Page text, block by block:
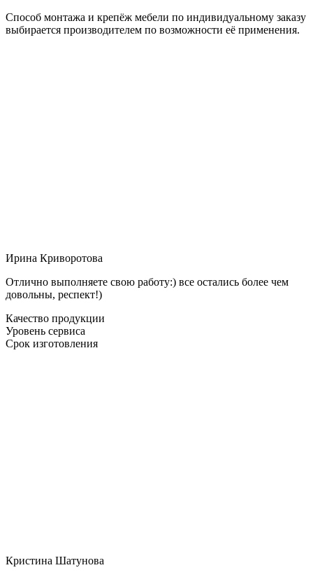
Способ монтажа и крепёж мебели по индивидуальному заказу
выбирается производителем по возможности её применения.
Ирина Криворотова
Отлично выполняете свою работу:) все остались более чем
довольны, респект!)
Качество продукции
Уровень сервиса
Срок изготовления
Кристина Шатунова